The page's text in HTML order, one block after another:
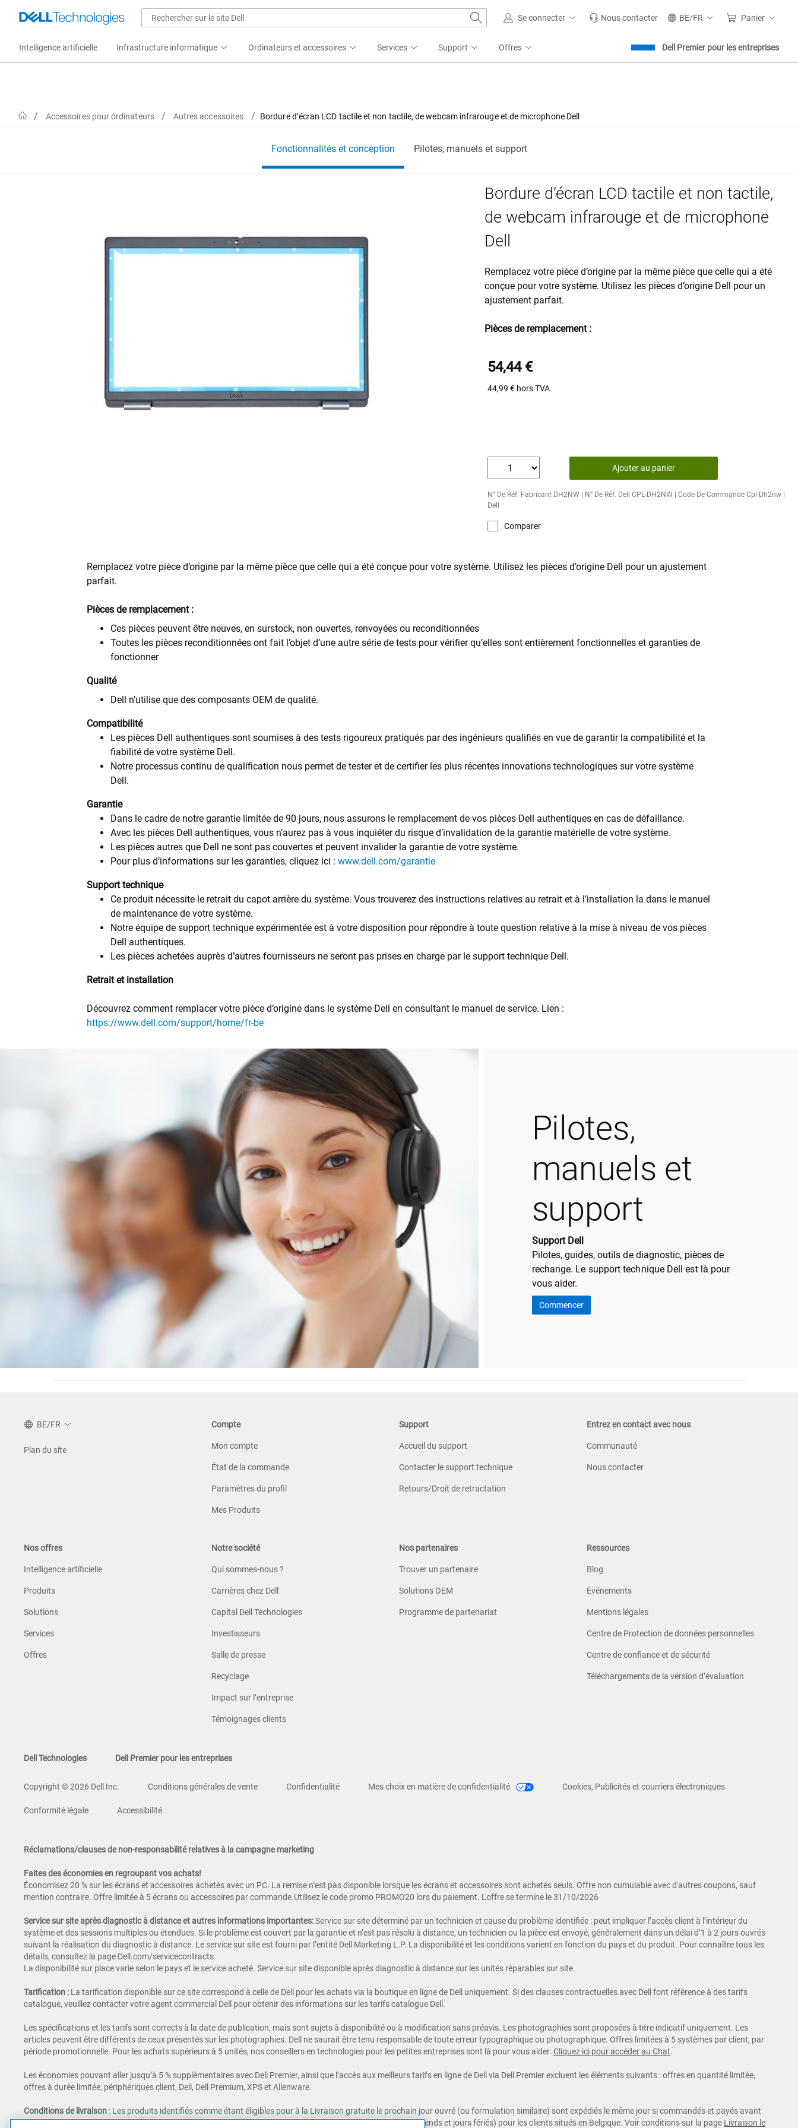
Se connecter Nous contacter BE/FR Panier
Intelligence artificielle Infrastructure informatique Ordinateurs et accessoires Services Support Offres Dell Premier pour les entreprises
Home Accessoires pour ordinateurs Autres accessoires Bordure d’écran LCD tactile et non tactile, de webcam infrarouge et de microphone Dell
Fonctionnalités et conception Pilotes, manuels et support
Bordure d’écran LCD tactile et non tactile,
de webcam infrarouge et de microphone
Dell
Remplacez votre pièce d’origine par la même pièce que celle qui a été
conçue pour votre système. Utilisez les pièces d’origine Dell pour un
ajustement parfait.
Pièces de remplacement :
54,44 €
44,99 € hors TVA
Ajouter au panier
N° De Réf. Fabricant DH2NW | N° De Réf. Dell CPL-DH2NW | Code De Commande Cpl-Dh2nw |
Dell
Comparer
Remplacez votre pièce d’origine par la même pièce que celle qui a été conçue pour votre système. Utilisez les pièces d’origine Dell pour un ajustement
parfait.
Pièces de remplacement :
Ces pièces peuvent être neuves, en surstock, non ouvertes, renvoyées ou reconditionnées
Toutes les pièces reconditionnées ont fait l’objet d’une autre série de tests pour vérifier qu’elles sont entièrement fonctionnelles et garanties de
fonctionner
Qualité
Dell n’utilise que des composants OEM de qualité.
Compatibilité
Les pièces Dell authentiques sont soumises à des tests rigoureux pratiqués par des ingénieurs qualifiés en vue de garantir la compatibilité et la
fiabilité de votre système Dell.
Notre processus continu de qualification nous permet de tester et de certifier les plus récentes innovations technologiques sur votre système
Dell.
Garantie
Dans le cadre de notre garantie limitée de 90 jours, nous assurons le remplacement de vos pièces Dell authentiques en cas de défaillance.
Avec les pièces Dell authentiques, vous n’aurez pas à vous inquiéter du risque d’invalidation de la garantie matérielle de votre système.
Les pièces autres que Dell ne sont pas couvertes et peuvent invalider la garantie de votre système.
Pour plus d’informations sur les garanties, cliquez ici : www.dell.com/garantie
Support technique
Ce produit nécessite le retrait du capot arrière du système. Vous trouverez des instructions relatives au retrait et à l’installation la dans le manuel
de maintenance de votre système.
Notre équipe de support technique expérimentée est à votre disposition pour répondre à toute question relative à la mise à niveau de vos pièces
Dell authentiques.
Les pièces achetées auprès d’autres fournisseurs ne seront pas prises en charge par le support technique Dell.
Retrait et installation
Découvrez comment remplacer votre pièce d’origine dans le système Dell en consultant le manuel de service. Lien :
https://www.dell.com/support/home/fr-be
Pilotes,
manuels et
support
Support Dell
Pilotes, guides, outils de diagnostic, pièces de
rechange. Le support technique Dell est là pour
vous aider.
Commencer
BE/FR
Plan du site
Compte
Mon compte
État de la commande
Paramètres du profil
Mes Produits
Support
Accueil du support
Contacter le support technique
Retours/Droit de retractation
Entrez en contact avec nous
Communauté
Nous contacter
Nos offres
Intelligence artificielle
Produits
Solutions
Services
Offres
Notre société
Qui sommes-nous ?
Carrières chez Dell
Capital Dell Technologies
Investisseurs
Salle de presse
Recyclage
Impact sur l’entreprise
Témoignages clients
Nos partenaires
Trouver un partenaire
Solutions OEM
Programme de partenariat
Ressources
Blog
Événements
Mentions légales
Centre de Protection de données personnelles
Centre de confiance et de sécurité
Téléchargements de la version d’évaluation
Dell Technologies Dell Premier pour les entreprises
Copyright © 2026 Dell Inc. Conditions générales de vente Confidentialité Mes choix en matière de confidentialité Cookies, Publicités et courriers électroniques
Conformité légale Accessibilité
Réclamations/clauses de non-responsabilité relatives à la campagne marketing
Faites des économies en regroupant vos achats!
Économisez 20 % sur les écrans et accessoires achetés avec un PC. La remise n’est pas disponible lorsque les écrans et accessoires sont achetés seuls. Offre non cumulable avec d'autres coupons, sauf
mention contraire. Offre limitée à 5 écrans ou accessoires par commande.Utilisez le code promo PROMO20 lors du paiement. L'offre se termine le 31/10/2026
Service sur site après diagnostic à distance et autres informations importantes:Service sur site déterminé par un technicien et cause du problème identifiée : peut impliquer l’accès client à l’intérieur du
système et des sessions multiples ou étendues. Si le problème est couvert par la garantie et n’est pas résolu à distance, un technicien ou la pièce est envoyé, généralement dans un délai d’1 à 2 jours ouvrés
suivant la réalisation du diagnostic à distance. Le service sur site est fourni par l’entité Dell Marketing L.P. La disponibilité et les conditions varient en fonction du pays et du produit. Pour connaître tous les
détails, consultez la page Dell.com/servicecontracts.
La disponibilité sur place varie selon le pays et le service acheté. Service sur site disponible après diagnostic à distance sur les unités réparables sur site.
Tarification : La tarification disponible sur ce site correspond à celle de Dell pour les achats via la boutique en ligne de Dell uniquement. Si des clauses contractuelles avec Dell font référence à des tarifs
catalogue, veuillez contacter votre agent commercial Dell pour obtenir des informations sur les tarifs catalogue Dell.
Les spécifications et les tarifs sont corrects à la date de publication, mais sont sujets à disponibilité ou à modification sans préavis. Les photographies sont proposées à titre indicatif uniquement. Les
articles peuvent être différents de ceux présentés sur les photographies. Dell ne saurait être tenu responsable de toute erreur typographique ou photographique. Offres limitées à 5 systèmes par client, par
période promotionnelle. Pour les achats supérieurs à 5 unités, nos conseillers en technologies pour les petites entreprises sont là pour vous aider. Cliquez ici pour accéder au Chat.
Les économies pouvant aller jusqu’à 5 % supplémentaires avec Dell Premier, ainsi que l’accès aux meilleurs tarifs en ligne de Dell via Dell Premier excluent les éléments suivants : offres en quantité limitée,
offres à durée limitée, périphériques client, Dell, Dell Premium, XPS et Alienware.
Conditions de livraison : Les produits identifiés comme étant éligibles pour à la Livraison gratuite le prochain jour ouvré (ou formulation similaire) sont expédiés le même jour si commandés et payés avant
16h30 du lundi au vendredi. Ils seront livrés le prochain jour ouvré (du lundi au vendredi, à l’exclusion des weekends et jours fériés) pour les clients situés en Belgique. Voir conditions sur la page Livraison le